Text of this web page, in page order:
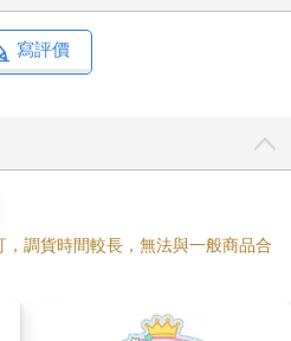
寫評價
調貨時間較長，無法與一般商品合